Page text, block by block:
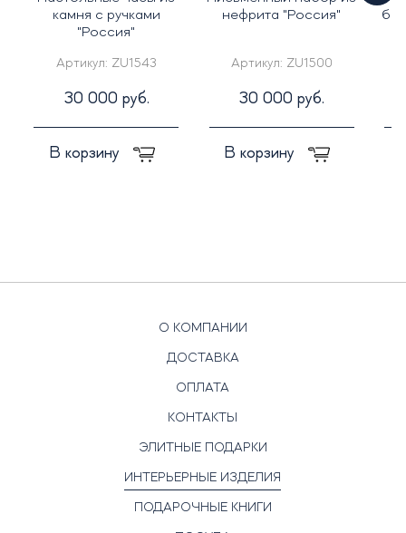
камня с ручками
"Россия"
Артикул: ZU1543
30 000 руб.
В корзину
нефрита "Россия"
Артикул: ZU1500
30 000 руб.
В корзину
О КОМПАНИИ
ДОСТАВКА
ОПЛАТА
КОНТАКТЫ
ЭЛИТНЫЕ ПОДАРКИ
ИНТЕРЬЕРНЫЕ ИЗДЕЛИЯ
ПОДАРОЧНЫЕ КНИГИ